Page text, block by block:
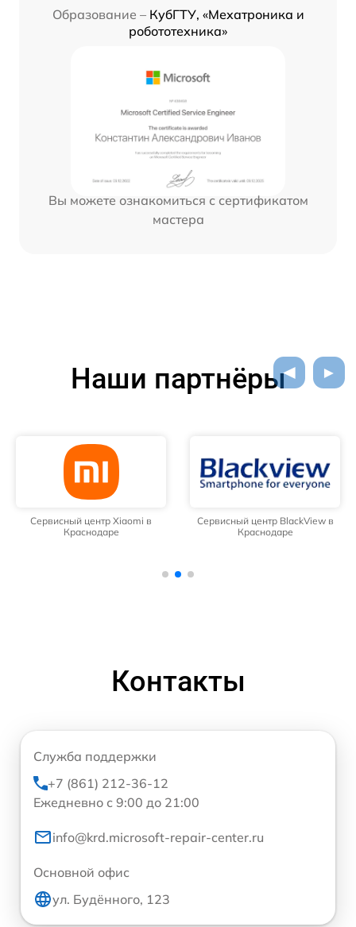
Образование – КубГТУ, «Мехатроника и
робототехника»
Вы можете ознакомиться с сертификатом
мастера
Наши партнёры
Сервисный центр Xiaomi в
Краснодаре
Сервисный центр BlackView в
Краснодаре
Контакты
Служба поддержки
+7 (861) 212-36-12
Ежедневно с 9:00 до 21:00
info@krd.microsoft-repair-center.ru
Основной офис
ул. Будённого, 123